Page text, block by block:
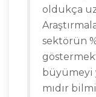
oldukça
sektörün
büyümeyi
mıdır